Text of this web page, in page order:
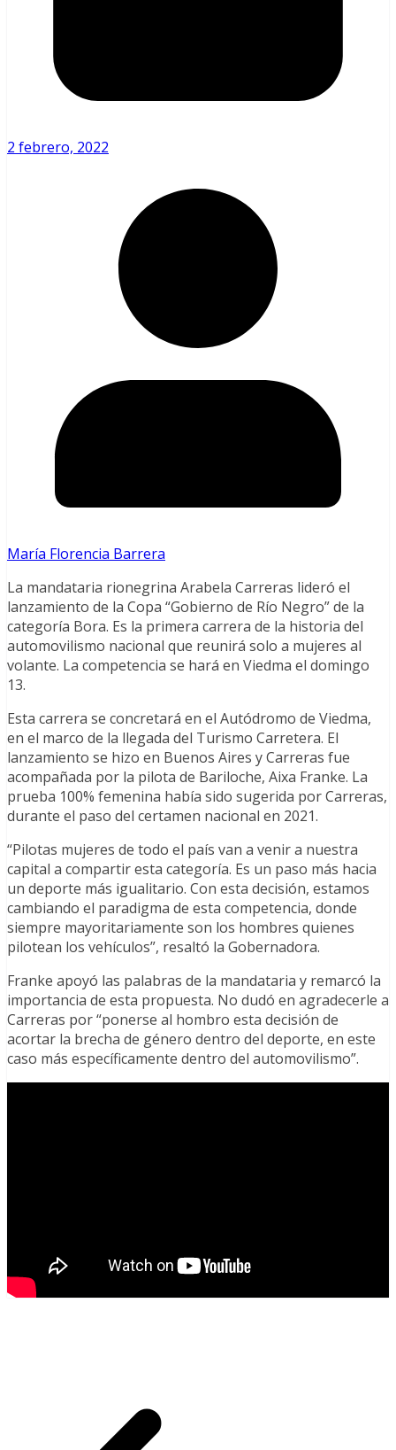
2 febrero, 2022
María Florencia Barrera
La mandataria rionegrina Arabela Carreras lideró el
lanzamiento de la Copa “Gobierno de Río Negro” de la
categoría Bora. Es la primera carrera de la historia del
automovilismo nacional que reunirá solo a mujeres al
volante. La competencia se hará en Viedma el domingo
13.
Esta carrera se concretará en el Autódromo de Viedma,
en el marco de la llegada del Turismo Carretera. El
lanzamiento se hizo en Buenos Aires y Carreras fue
acompañada por la pilota de Bariloche, Aixa Franke. La
prueba 100% femenina había sido sugerida por Carreras,
durante el paso del certamen nacional en 2021.
“Pilotas mujeres de todo el país van a venir a nuestra
capital a compartir esta categoría. Es un paso más hacia
un deporte más igualitario. Con esta decisión, estamos
cambiando el paradigma de esta competencia, donde
siempre mayoritariamente son los hombres quienes
pilotean los vehículos”, resaltó la Gobernadora.
Franke apoyó las palabras de la mandataria y remarcó la
importancia de esta propuesta. No dudó en agradecerle a
Carreras por “ponerse al hombro esta decisión de
acortar la brecha de género dentro del deporte, en este
caso más específicamente dentro del automovilismo”.